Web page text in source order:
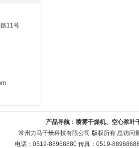
11号
产品导航： 喷雾干燥机、空心浆叶
常州力马干燥科技有限公司 版权所有 总访问
电话：0519-88968880 传真：0519-